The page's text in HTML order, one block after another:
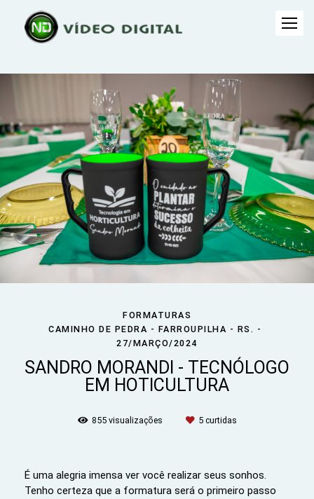
FORMATURAS
CAMINHO DE PEDRA - FARROUPILHA - RS.
27/MARÇO/2024
SANDRO MORANDI - TECNÓLOGO
EM HOTICULTURA
855visualizações 5curtidas
É uma alegria imensa ver você realizar seus sonhos.
Tenho certeza que a formatura será o primeiro passo